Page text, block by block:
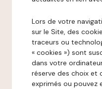
Lors de votre
sur le Site, des
traceurs ou
« cookies ») sont
dans votre
réserve des choix et
exprimés ou pouvez